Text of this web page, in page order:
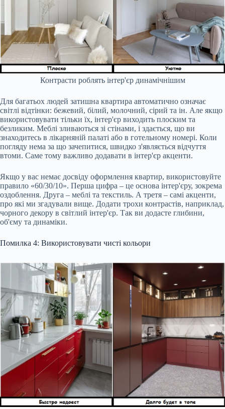
Контрасти роблять інтер'єр динамічнішим
Для багатьох людей затишна квартира автоматично означає
світлі відтінки: бежевий, білий, молочний, сірий та ін. Але якщо
використовувати тільки їх, інтер'єр виходить плоским та
безликим. Меблі зливаються зі стінами, і здається, що ви
знаходитесь в лікарняній палаті або в готельному номері. Коли
погляду нема за що зачепитися, швидко з'являється відчуття
втоми. Саме тому важливо додавати в інтер'єр акценти.
Якщо у вас немає досвіду оформлення квартир, використовуйте
правило «60/30/10». Перша цифра – це основа інтер'єру, зокрема
оздоблення. Друга – меблі та текстиль. А третя – самі акценти,
про які ми згадували вище. Додати трохи контрастів, наприклад,
чорного декору в світлий інтер'єр. Так ви додасте глибини,
об'єму та динаміки.
Помилка 4: Використовувати чисті кольори